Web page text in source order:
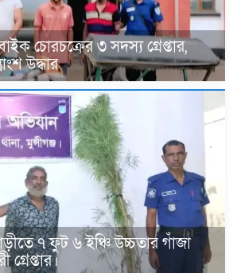
চোরচক্রের ৩ সদস্য গ্রেপ্তার,
উদ্ধার
৭ ফুট ৬ ইঞ্চি উচ্চতার গাঁজা
গ্রেপ্তার।